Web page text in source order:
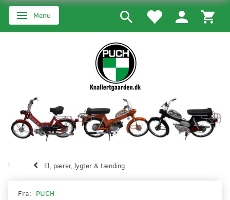
Skifte navigation
Menu
El, pærer, lygter & tænding
Fra: PUCH